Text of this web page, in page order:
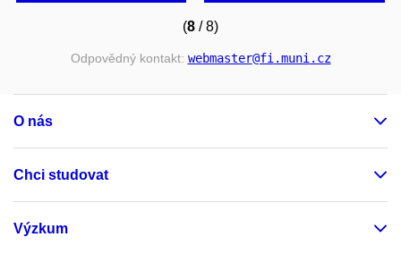
(8 / 8)
Odpovědný kontakt: webmaster@fi.muni.cz
O nás
Chci studovat
Výzkum